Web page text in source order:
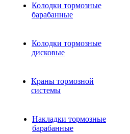
Колодки тормозные
барабанные
Колодки тормозные
дисковые
Краны тормозной
системы
Накладки тормозные
барабанные